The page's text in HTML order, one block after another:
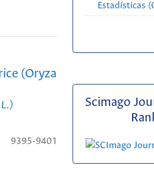
(Oryza
9395-9401
Estadísticas
Scimago